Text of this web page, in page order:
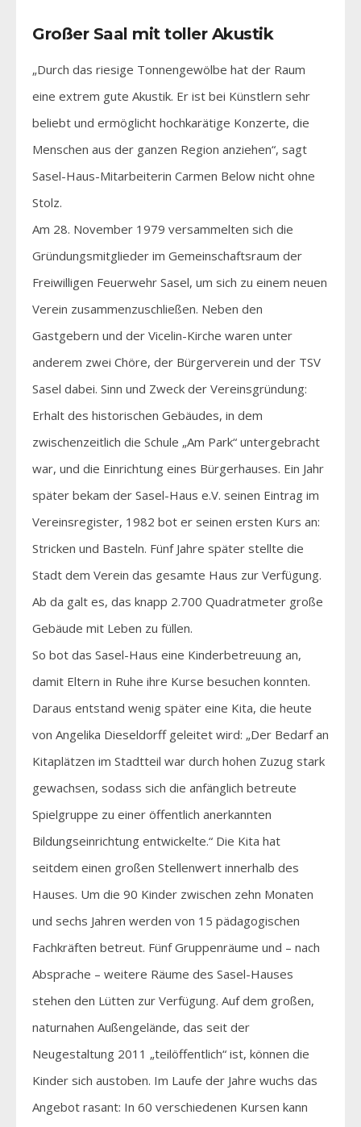
Großer Saal mit toller Akustik
„Durch das riesige Tonnengewölbe hat der Raum
eine extrem gute Akustik. Er ist bei Künstlern sehr
beliebt und ermöglicht hochkarätige Konzerte, die
Menschen aus der ganzen Region anziehen“, sagt
Sasel-Haus-Mitarbeiterin Carmen Below nicht ohne
Stolz.
Am 28. November 1979 versammelten sich die
Gründungsmitglieder im Gemeinschaftsraum der
Freiwilligen Feuerwehr Sasel, um sich zu einem neuen
Verein zusammenzuschließen. Neben den
Gastgebern und der Vicelin-Kirche waren unter
anderem zwei Chöre, der Bürgerverein und der TSV
Sasel dabei. Sinn und Zweck der Vereinsgründung:
Erhalt des historischen Gebäudes, in dem
zwischenzeitlich die Schule „Am Park“ untergebracht
war, und die Einrichtung eines Bürgerhauses. Ein Jahr
später bekam der Sasel-Haus e.V. seinen Eintrag im
Vereinsregister, 1982 bot er seinen ersten Kurs an:
Stricken und Basteln. Fünf Jahre später stellte die
Stadt dem Verein das gesamte Haus zur Verfügung.
Ab da galt es, das knapp 2.700 Quadratmeter große
Gebäude mit Leben zu füllen.
So bot das Sasel-Haus eine Kinderbetreuung an,
damit Eltern in Ruhe ihre Kurse besuchen konnten.
Daraus entstand wenig später eine Kita, die heute
von Angelika Dieseldorff geleitet wird: „Der Bedarf an
Kitaplätzen im Stadtteil war durch hohen Zuzug stark
gewachsen, sodass sich die anfänglich betreute
Spielgruppe zu einer öffentlich anerkannten
Bildungseinrichtung entwickelte.“ Die Kita hat
seitdem einen großen Stellenwert innerhalb des
Hauses. Um die 90 Kinder zwischen zehn Monaten
und sechs Jahren werden von 15 pädagogischen
Fachkräften betreut. Fünf Gruppenräume und – nach
Absprache – weitere Räume des Sasel-Hauses
stehen den Lütten zur Verfügung. Auf dem großen,
naturnahen Außengelände, das seit der
Neugestaltung 2011 „teilöffentlich“ ist, können die
Kinder sich austoben. Im Laufe der Jahre wuchs das
Angebot rasant: In 60 verschiedenen Kursen kann